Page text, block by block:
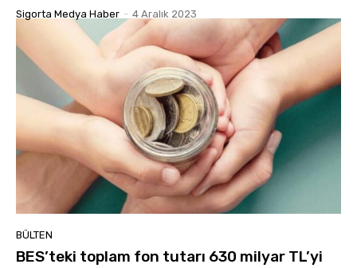
Sigorta Medya Haber - 4 Aralık 2023
BÜLTEN
BES’teki toplam fon tutarı 630 milyar TL’yi